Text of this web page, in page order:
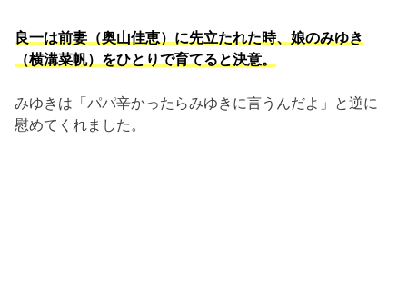
良一は前妻（奥山佳恵）に先立たれた時、娘のみゆき
（横溝菜帆）をひとりで育てると決意。
みゆきは「パパ辛かったらみゆきに言うんだよ」と逆に
慰めてくれました。